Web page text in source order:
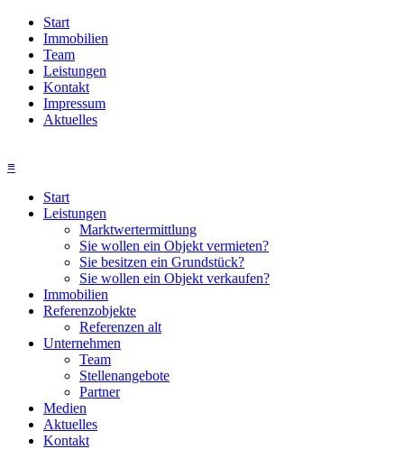
Start
Immobilien
Team
Leistungen
Kontakt
Impressum
Aktuelles
≡
Start
Leistungen
Marktwertermittlung
Sie wollen ein Objekt vermieten?
Sie besitzen ein Grundstück?
Sie wollen ein Objekt verkaufen?
Immobilien
Referenzobjekte
Referenzen alt
Unternehmen
Team
Stellenangebote
Partner
Medien
Aktuelles
Kontakt